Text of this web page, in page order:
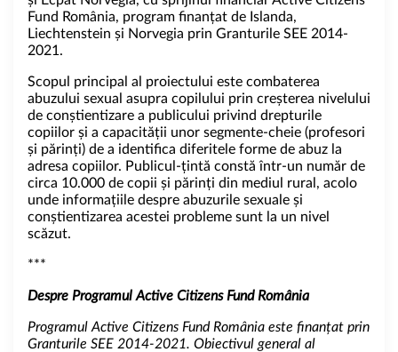
Fund România, program finanțat de Islanda,
Liechtenstein și Norvegia prin Granturile SEE 2014-
2021.
Scopul principal al proiectului este combaterea
abuzului sexual asupra copilului prin creșterea nivelului
de conștientizare a publicului privind drepturile
copiilor și a capacității unor segmente-cheie (profesori
și părinți) de a identifica diferitele forme de abuz la
adresa copiilor. Publicul-țintă constă într-un număr de
circa 10.000 de copii și părinți din mediul rural, acolo
unde informațiile despre abuzurile sexuale și
conștientizarea acestei probleme sunt la un nivel
scăzut.
***
Despre Programul Active Citizens Fund România
Programul Active Citizens Fund România este finanțat prin
Granturile SEE 2014-2021. Obiectivul general al